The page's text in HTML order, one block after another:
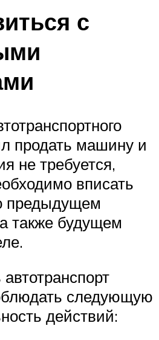
с
продать машину и
не требуется,
вписать
предыдущем
также будущем
следующую
действий: